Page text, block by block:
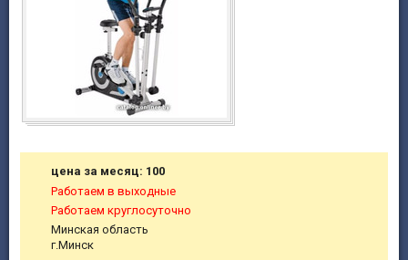
цена за месяц: 100
Работаем в выходные
Работаем круглосуточно
Минская область
г.Минск